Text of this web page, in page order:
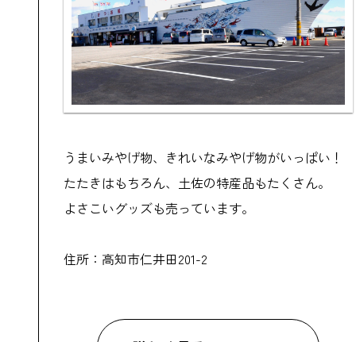
うまいみやげ物、きれいなみやげ物がいっぱい！
たたきはもちろん、土佐の特産品もたくさん。
よさこいグッズも売っています。
住所：高知市仁井田201-2